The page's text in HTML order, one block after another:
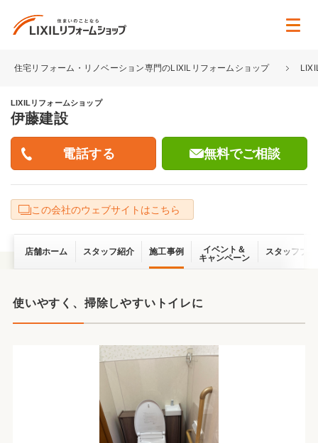
住宅リフォーム・リノベーション専門のLIXILリフォームショップ
LIXILリフォームショップ
伊藤建設
無料でご相談
この会社のウェブサイトはこちら
店舗ホーム スタッフ紹介 施工事例
イベント＆
キャンペーン
スタッフブ
使いやすく、掃除しやすいトイレに